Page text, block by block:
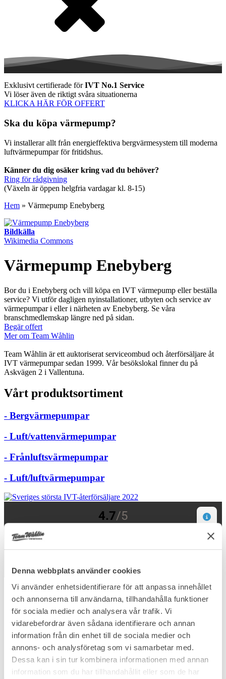
Denna webbplats använder cookies
Vi använder enhetsidentifierare för att anpassa innehållet
och annonserna till användarna, tillhandahålla funktioner
för sociala medier och analysera vår trafik. Vi
vidarebefordrar även sådana identifierare och annan
information från din enhet till de sociala medier och
annons- och analysföretag som vi samarbetar med.
Dessa kan i sin tur kombinera informationen med annan
information som du har tillhandahållit eller som de har
Exklusivt certifierade förIVT No.1 Service
Vi löser även de riktigt svåra situationerna
KLICKA HÄR FÖR OFFERT
Ska du köpa värmepump?
Vi installerar allt från energieffektiva bergvärmesystem till moderna
luftvärmepumpar för fritidshus.
Känner du dig osäker kring vad du behöver?
Ring för rådgivning
(Växeln är öppen helgfria vardagar kl. 8-15)
Hem » Värmepump Enebyberg
Bildkälla
Wikimedia Commons
Värmepump Enebyberg
Bor du i Enebyberg och vill köpa en IVT värmepump eller beställa
service? Vi utför dagligen nyinstallationer, utbyten och service av
värmepumpar i eller i närheten av Enebyberg. Se våra
branschmedlemskap längre ned på sidan.
Begär offert
Mer om Team Wåhlin
Team Wåhlin är ett auktoriserat serviceombud och återförsäljare åt
IVT värmepumpar sedan 1999. Vår besökslokal finner du på
Askvägen 2 i Vallentuna.
Vårt produktsortiment
- Bergvärmepumpar
- Luft/vattenvärmepumpar
- Frånluftsvärmepumpar
- Luft/luftvärmepumpar
Sveriges 2:a bästa VVS-företag 2025 & 2026 –
enligt Reco.se